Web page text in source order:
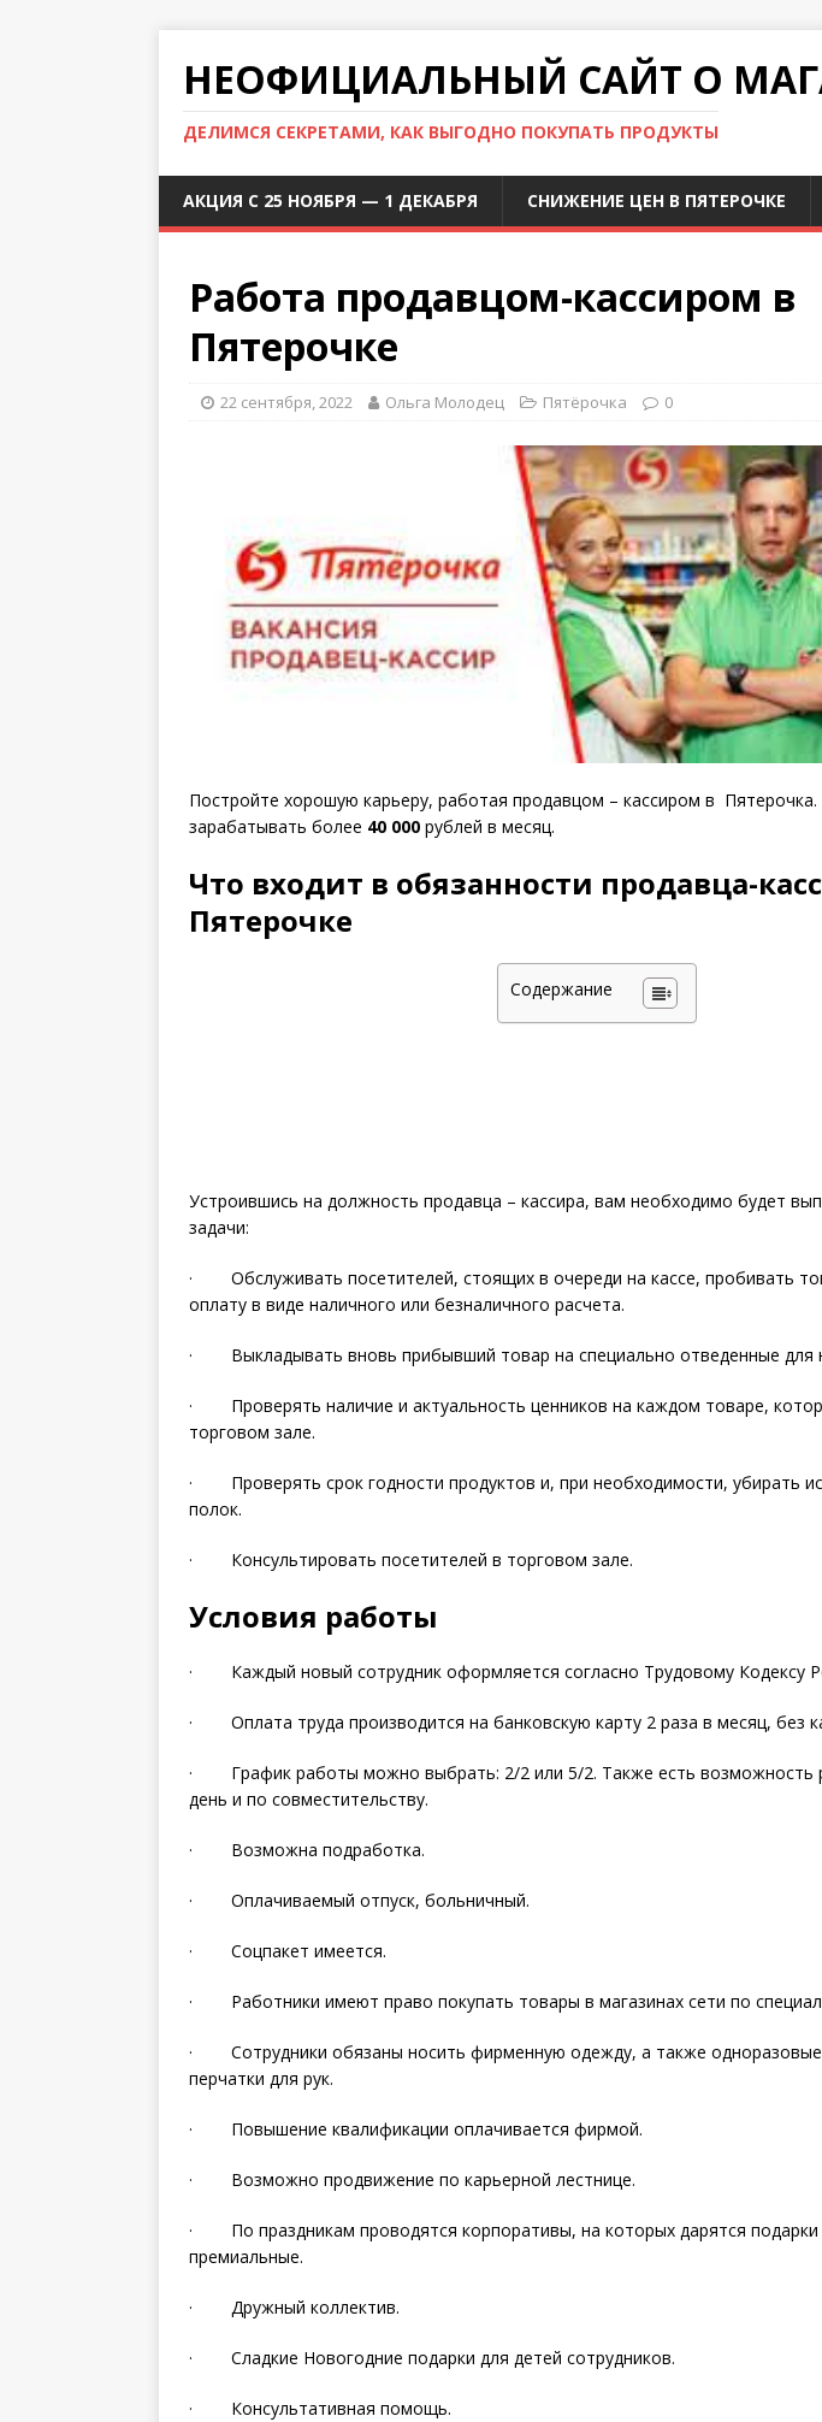
НЕОФИЦИАЛЬНЫЙ САЙТ О
ДЕЛИМСЯ СЕКРЕТАМИ, КАК ВЫГОДНО ПОКУПАТЬ ПРОДУКТЫ
АКЦИЯ С 25 НОЯБРЯ — 1 ДЕКАБРЯ СНИЖЕНИЕ ЦЕН В ПЯТЕРОЧКЕ
Работа продавцом-кассиром в
Пятерочке
22 сентября, 2022 Ольга Молодец Пятёрочка 0
Постройте хорошую карьеру, работая продавцом – кассиром в
зарабатывать более 40 000 рублей в месяц.
Что входит в обязанности продавца-
Пятерочке
Содержание
Устроившись на должность продавца – кассира, вам необходимо будет
задачи:
· Обслуживать посетителей, стоящих в очереди на кассе, пробивать
оплату в виде наличного или безналичного расчета.
· Выкладывать вновь прибывший товар на специально отведенные для
· Проверять наличие и актуальность ценников на каждом товаре,
торговом зале.
· Проверять срок годности продуктов и, при необходимости, убирать
полок.
· Консультировать посетителей в торговом зале.
Условия работы
· Каждый новый сотрудник оформляется согласно Трудовому Кодексу
· Оплата труда производится на банковскую карту 2 раза в месяц, без
· График работы можно выбрать: 2/2 или 5/2. Также есть возможность
день и по совместительству.
· Возможна подработка.
· Оплачиваемый отпуск, больничный.
· Соцпакет имеется.
· Работники имеют право покупать товары в магазинах сети по
· Сотрудники обязаны носить фирменную одежду, а также
перчатки для рук.
· Повышение квалификации оплачивается фирмой.
· Возможно продвижение по карьерной лестнице.
· По праздникам проводятся корпоративы, на которых дарятся подарки
премиальные.
· Дружный коллектив.
· Сладкие Новогодние подарки для детей сотрудников.
· Консультативная помощь.